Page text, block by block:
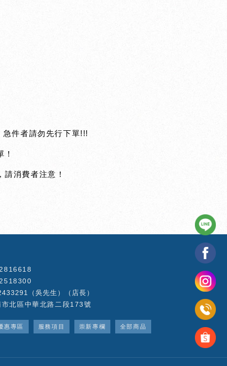
件者請勿先行下單!!!
消費者注意！
（吳先生）（店長）
市北區中華北路二段173號
惠專區 服務項目 崇新專欄 全部商品